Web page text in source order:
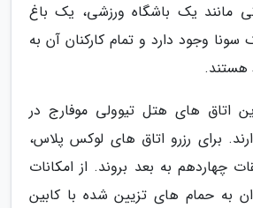
مانند یک باشگاه ورزشی، یک باغ
وجود دارد و تمام کارکنان آن به
هستند.
اتاق های هتل تیوولی موفارج در
برای رزرو اتاق های لوکس پلاس،
چهاردهم به بعد بروند. از امکانات
به حمام های تزیین شده با کابین